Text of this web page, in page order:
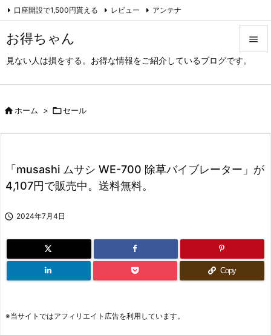
お得ちゃん
見ない人は損をする。お得な情報をご紹介しているブログです。

次へ
口座開設で1,500円貰える レビュー アンテナ
アーカイブ（旧サイト）
ホーム > セール
「musashi ムサシ WE-700 除草バイブレーター」が
4,107円で販売中。送料無料。
 2024年7月4日
Copy
※当サイトではアフィリエイト広告を利用しています。